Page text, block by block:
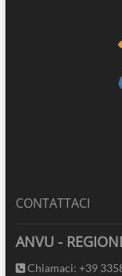
CONTATTACI
ANVU -
Chiamaci: +39